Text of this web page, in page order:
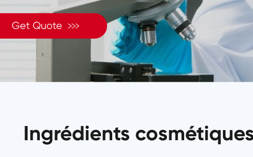
Get Quote 
Ingrédients